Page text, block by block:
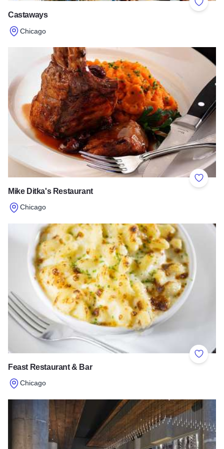
Add to
Castaways
Chicago
Read more about Castaways
Add to
Mike Ditka's Restaurant
Chicago
Read more about Mike Ditka's Restaurant
Add to
Feast Restaurant & Bar
Chicago
Read more about Feast Restaurant & Bar